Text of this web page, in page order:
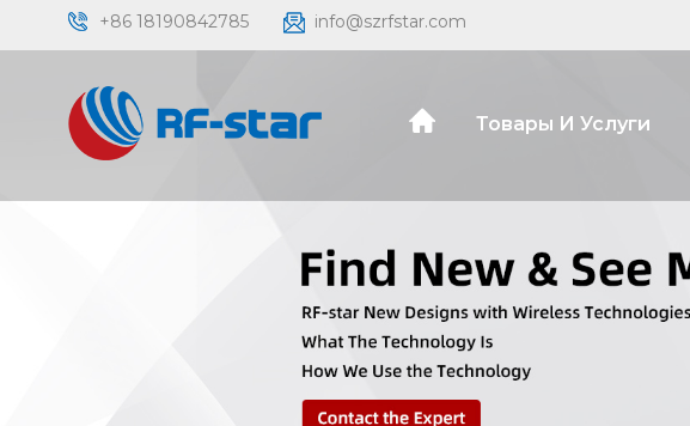
+86 18190842785 info@szrfstar.com
Товары И Услуги